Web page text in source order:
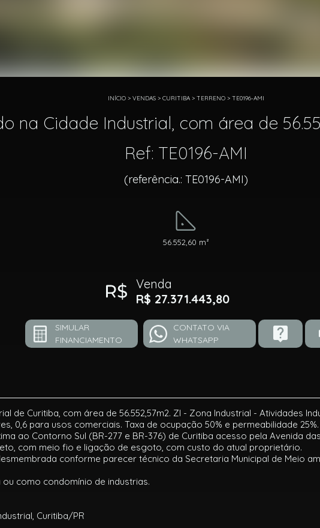
INÍCIO> VENDAS> CURITIBA> TERRENO> TE0196-AMI
na Cidade Industrial, com área de
Ref: TE0196-AMI
(referência.: TE0196-AMI)
56.552,60 m²
Venda
R$ 27.371.443,80
SIMULAR
FINANCIAMENTO
CONTATO VIA
WHATSAPP
de Curitiba, com área de 56.552,57m2. ZI - Zona Industrial - Atividades
0,6 para usos comerciais. Taxa de ocupação 50% e permeabilidade 25%.
ao Contorno Sul (BR-277 e BR-376) de Curitiba acesso pela Avenida
com meio fio e ligação de esgoto, com custo do atual proprietário.
conforme parecer técnico da Secretaria Municipal de Meio
como condomínio de industrias.
Curitiba/PR